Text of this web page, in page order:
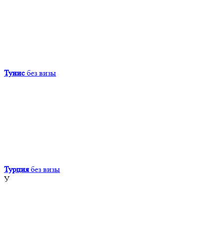
Тунис без визы
Турция без визы
У